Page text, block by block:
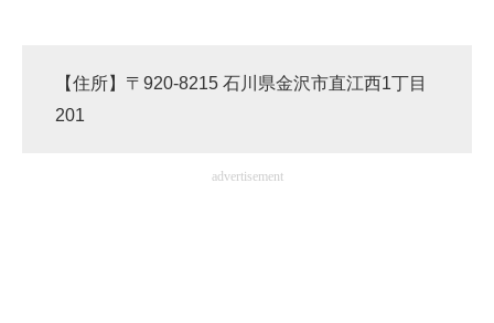
エネルギーの専門メディア
【住所】〒920-8215 石川県金沢市直江西1丁目
201
advertisement